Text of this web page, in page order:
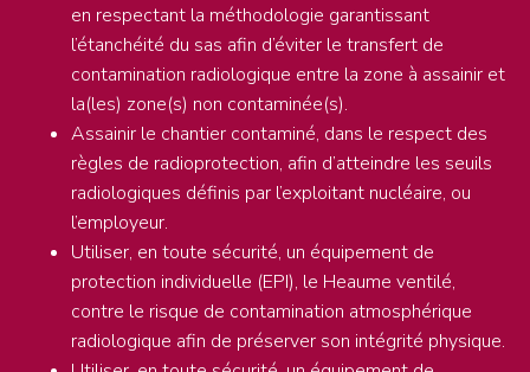
en respectant la méthodologie garantissant
l’étanchéité du sas afin d’éviter le transfert de
contamination radiologique entre la zone à assainir et
la(les) zone(s) non contaminée(s).
Assainir le chantier contaminé, dans le respect des
règles de radioprotection, afin d’atteindre les seuils
radiologiques définis par l’exploitant nucléaire, ou
l’employeur.
Utiliser, en toute sécurité, un équipement de
protection individuelle (EPI), le Heaume ventilé,
contre le risque de contamination atmosphérique
radiologique afin de préserver son intégrité physique.